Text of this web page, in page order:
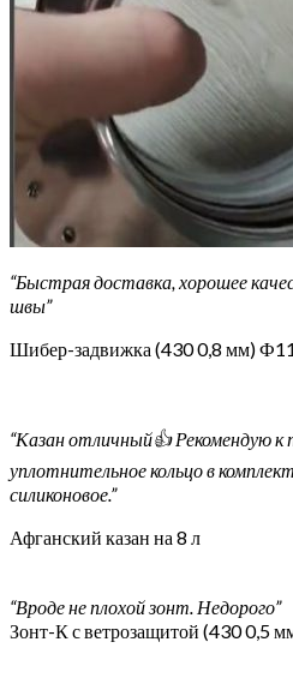
“Быстрая доставка, хорошее
швы”
Шибер-задвижка (430 0,8 мм)
“Казан отличный👍 Рекомендую к
уплотнительное кольцо в
силиконовое.”
Афганский казан на 8 л
“Вроде не плохой зонт. Недорого”
Зонт-К с ветрозащитой (430 0,5